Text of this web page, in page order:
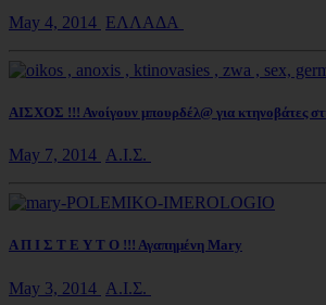
May 4, 2014 ΕΛΛΑΔΑ
ΑΙΣΧΟΣ !!! Ανοίγουν μπουρδέλ@ για κτηνοβάτες
May 7, 2014 Α.Ι.Σ.
Α Π Ι Σ Τ Ε Υ Τ Ο !!! Αγαπημένη Mary
May 3, 2014 Α.Ι.Σ.